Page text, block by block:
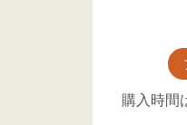
購入時間